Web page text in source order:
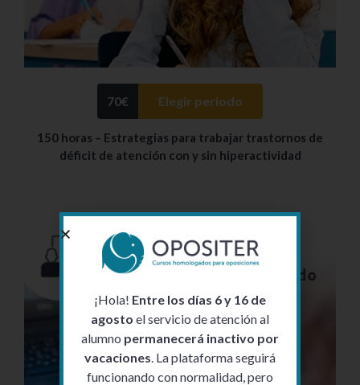
70€ Elegir periodo
150 horas – Estrategias para trabajar trastornos de
déficit de atención con y sin hiperactividad
¡Hola! Entre los días 6 y 16 de
agosto el servicio de atención al
alumno permanecerá inactivo por
vacaciones . La plataforma seguirá
funcionando con normalidad, pero